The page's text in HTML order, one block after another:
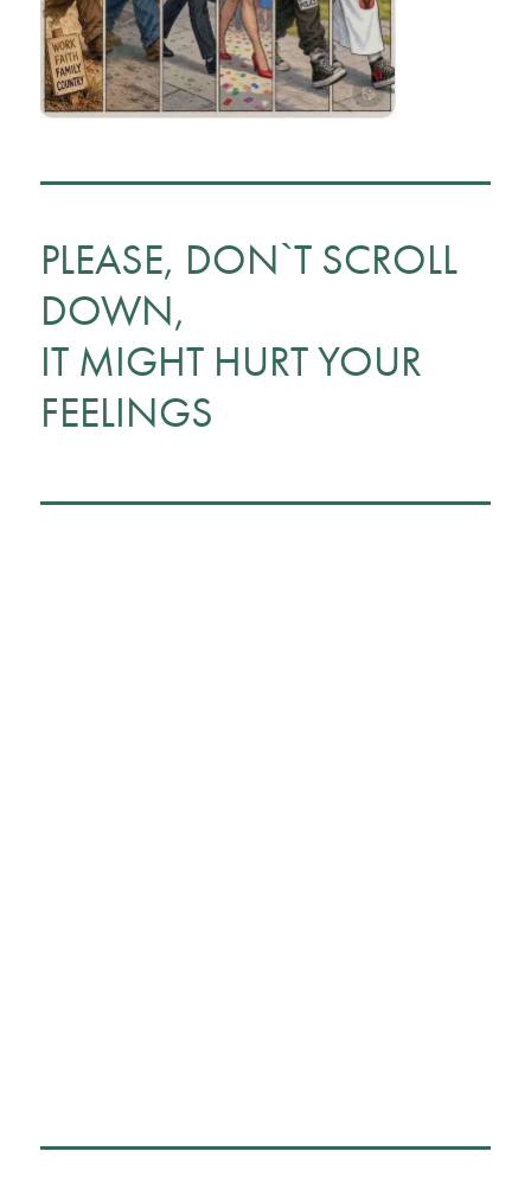
PLEASE, DON`T SCROLL
DOWN,
IT MIGHT HURT YOUR
FEELINGS